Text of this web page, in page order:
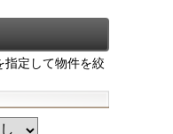
定して物件を絞